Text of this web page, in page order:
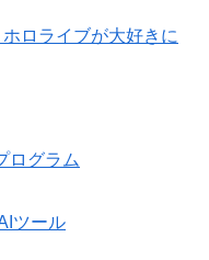
ロライブが大好きに
ログラム
ツール